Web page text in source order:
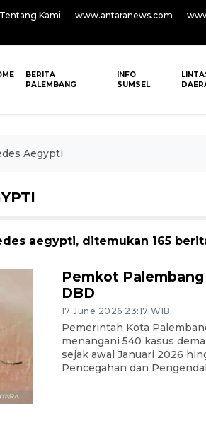
Tentang Kami www.antaranews.com
BERITA
PALEMBANG
INFO
SUMSEL
Aegypti
aegypti, ditemukan 165
Pemkot
DBD
17 June 2026 23:17 WIB
Pemerintah Kota
menangani 540 kasus
sejak awal Januari 2026
Pencegahan dan